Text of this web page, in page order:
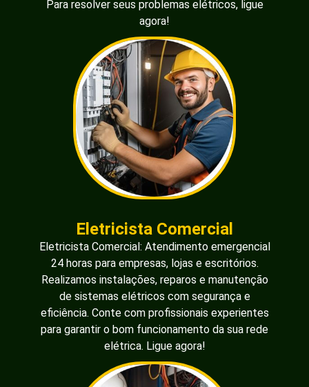
Para resolver seus problemas elétricos, ligue
agora!
Eletricista Comercial
Eletricista Comercial: Atendimento emergencial
24 horas para empresas, lojas e escritórios.
Realizamos instalações, reparos e manutenção
de sistemas elétricos com segurança e
eficiência. Conte com profissionais experientes
para garantir o bom funcionamento da sua rede
elétrica. Ligue agora!